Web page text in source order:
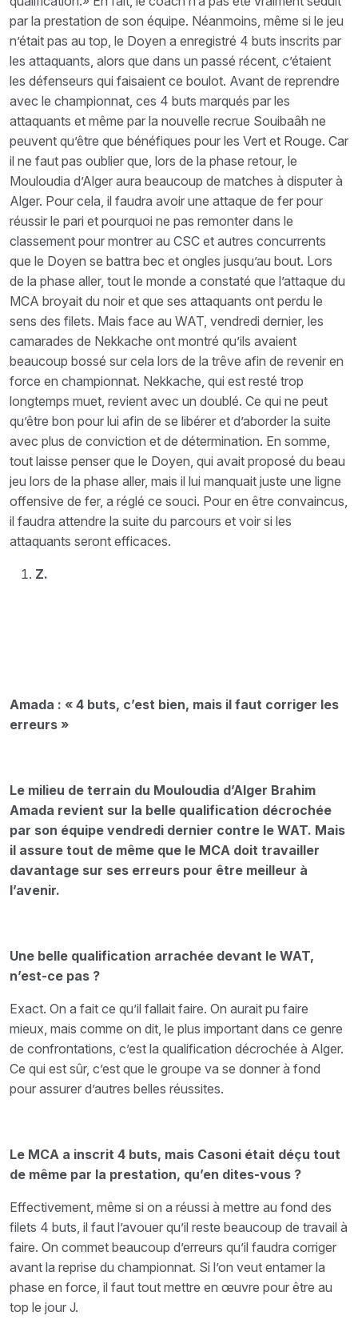
par la prestation de son équipe. Néanmoins, même si le jeu
n’était pas au top, le Doyen a enregistré 4 buts inscrits par
les attaquants, alors que dans un passé récent, c’étaient
les défenseurs qui faisaient ce boulot. Avant de reprendre
avec le championnat, ces 4 buts marqués par les
attaquants et même par la nouvelle recrue Souibaâh ne
peuvent qu’être que bénéfiques pour les Vert et Rouge. Car
il ne faut pas oublier que, lors de la phase retour, le
Mouloudia d’Alger aura beaucoup de matches à disputer à
Alger. Pour cela, il faudra avoir une attaque de fer pour
réussir le pari et pourquoi ne pas remonter dans le
classement pour montrer au CSC et autres concurrents
que le Doyen se battra bec et ongles jusqu’au bout. Lors
de la phase aller, tout le monde a constaté que l’attaque du
MCA broyait du noir et que ses attaquants ont perdu le
sens des filets. Mais face au WAT, vendredi dernier, les
camarades de Nekkache ont montré qu’ils avaient
beaucoup bossé sur cela lors de la trêve afin de revenir en
force en championnat. Nekkache, qui est resté trop
longtemps muet, revient avec un doublé. Ce qui ne peut
qu’être bon pour lui afin de se libérer et d’aborder la suite
avec plus de conviction et de détermination. En somme,
tout laisse penser que le Doyen, qui avait proposé du beau
jeu lors de la phase aller, mais il lui manquait juste une ligne
offensive de fer, a réglé ce souci. Pour en être convaincus,
il faudra attendre la suite du parcours et voir si les
attaquants seront efficaces.
Z.
Amada : « 4 buts, c’est bien, mais il faut corriger les
erreurs »
Le milieu de terrain du Mouloudia d’Alger Brahim
Amada revient sur la belle qualification décrochée
par son équipe vendredi dernier contre le WAT. Mais
il assure tout de même que le MCA doit travailler
davantage sur ses erreurs pour être meilleur à
l’avenir.
Une belle qualification arrachée devant le WAT,
n’est-ce pas ?
Exact. On a fait ce qu’il fallait faire. On aurait pu faire
mieux, mais comme on dit, le plus important dans ce genre
de confrontations, c’est la qualification décrochée à Alger.
Ce qui est sûr, c’est que le groupe va se donner à fond
pour assurer d’autres belles réussites.
Le MCA a inscrit 4 buts, mais Casoni était déçu tout
de même par la prestation, qu’en dites-vous ?
Effectivement, même si on a réussi à mettre au fond des
filets 4 buts, il faut l’avouer qu’il reste beaucoup de travail à
faire. On commet beaucoup d’erreurs qu’il faudra corriger
avant la reprise du championnat. Si l’on veut entamer la
phase en force, il faut tout mettre en œuvre pour être au
top le jour J.